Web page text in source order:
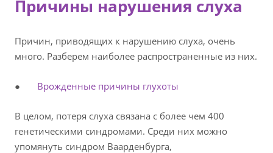
Причины нарушения слуха
Причин, приводящих к нарушению слуха, очень
много. Разберем наиболее распространенные из них.
● Врожденные причины глухоты
В целом, потеря слуха связана с более чем 400
генетическими синдромами. Среди них можно
упомянуть синдром Ваарденбурга,